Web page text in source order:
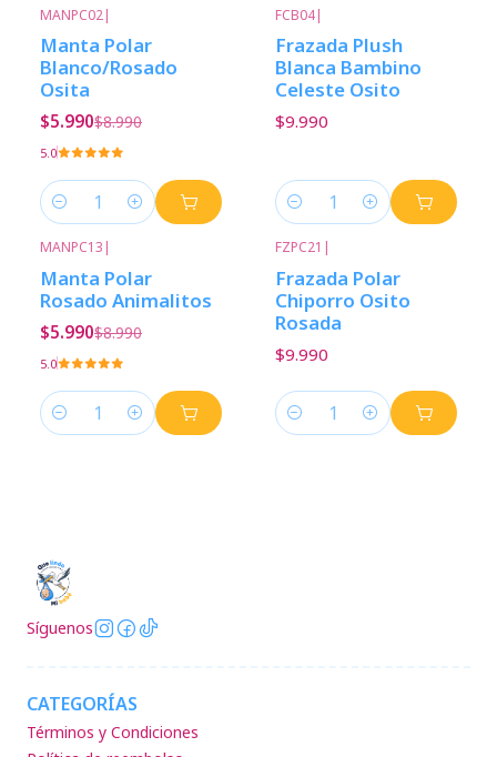
MANPC02|
Manta Polar
Blanco/Rosado
Osita
$5.990$8.990
5.0
Cantidad
FCB04|
Frazada Plush
Blanca Bambino
Celeste Osito
$9.990
Cantidad
MANPC13 |
Manta Polar
Rosado Animalitos
$5.990$8.990
5.0
Cantidad
FZPC21 |
Frazada Polar
Chiporro Osito
Rosada
$9.990
Cantidad
Síguenos
CATEGORÍAS
Términos y Condiciones